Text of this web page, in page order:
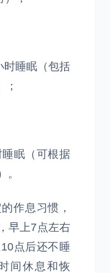
时睡眠（包括
眠（可根据
。
作息习惯，
早上7点左右
点后还不睡
间休息和恢